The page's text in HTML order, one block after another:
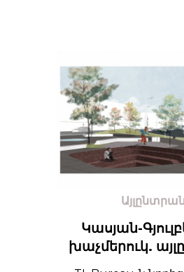
Կասյան-
խաչմերուկ.